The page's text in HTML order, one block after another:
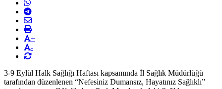
+
-
3-9 Eylül Halk Sağlığı Haftası kapsamında İl Sağlık Müdürlüğü
tarafından düzenlenen “Nefesiniz Dumansız, Hayatınız Sağlıklı”